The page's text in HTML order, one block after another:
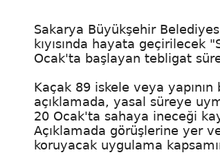
Sakarya Büyükşehir
kıyısında hayata geçirilecek
Ocak'ta başlayan tebligat
Kaçak 89 iskele veya yapının
açıklamada, yasal süreye
20 Ocak'ta sahaya ineceği
Açıklamada görüşlerine yer
koruyacak uygulama